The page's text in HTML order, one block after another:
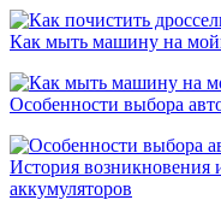
Как мыть машину на
Особенности выбора
История возникновения
аккумуляторов